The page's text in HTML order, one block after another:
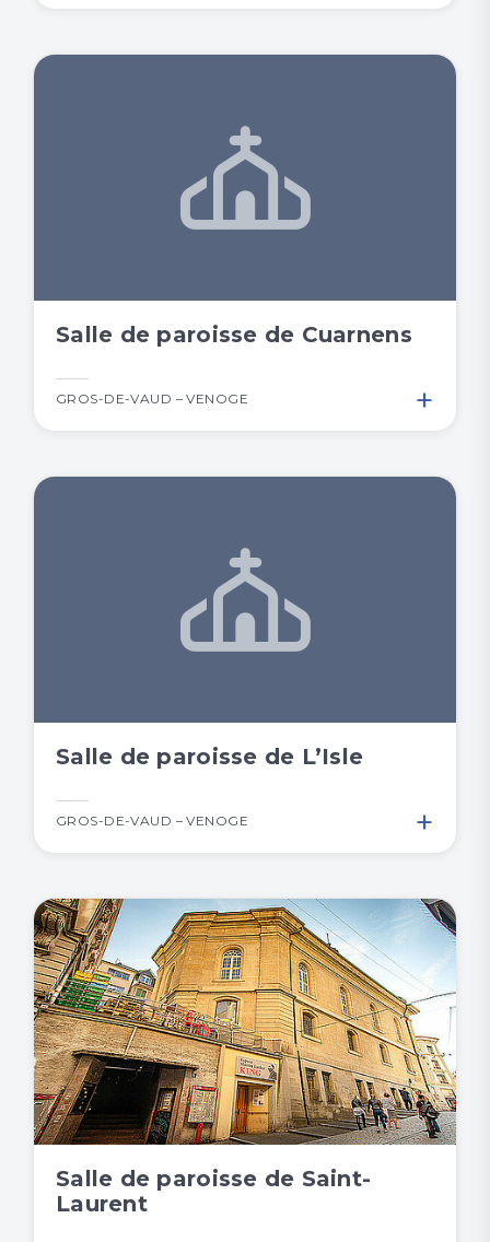
Salle de paroisse de Cuarnens
GROS-DE-VAUD – VENOGE +
Salle de paroisse de L’Isle
GROS-DE-VAUD – VENOGE +
Salle de paroisse de Saint-
Laurent